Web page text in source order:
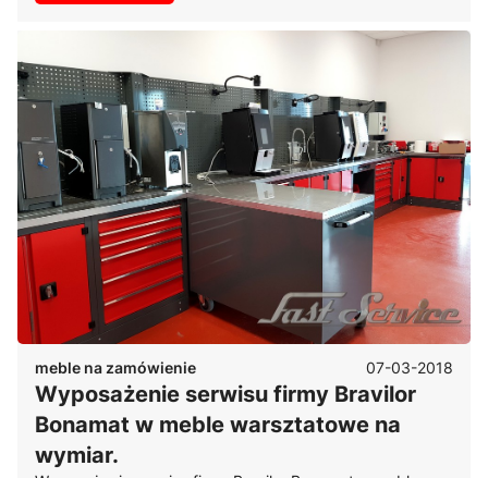
meble na zamówienie 07-03-2018
Wyposażenie serwisu firmy Bravilor
Bonamat w meble warsztatowe na
wymiar.